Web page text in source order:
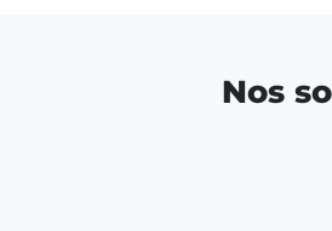
Nos